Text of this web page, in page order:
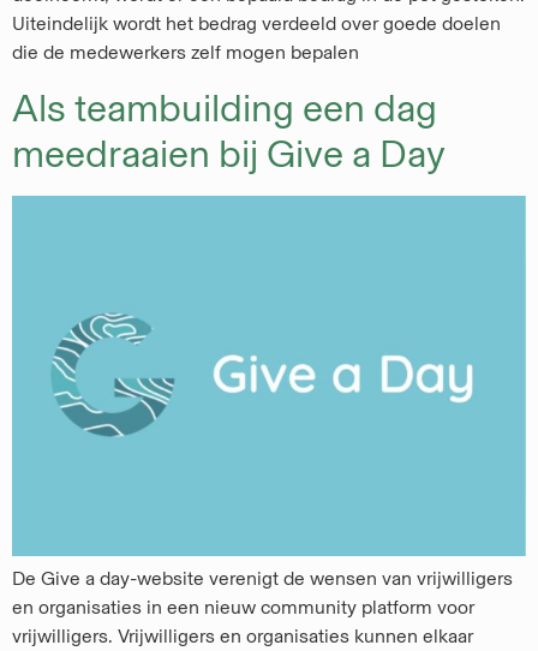
Uiteindelijk wordt het bedrag verdeeld over goede doelen
die de medewerkers zelf mogen bepalen
Als teambuilding een dag
meedraaien bij Give a Day
De Give a day-website verenigt de wensen van vrijwilligers
en organisaties in een nieuw community platform voor
vrijwilligers. Vrijwilligers en organisaties kunnen elkaar